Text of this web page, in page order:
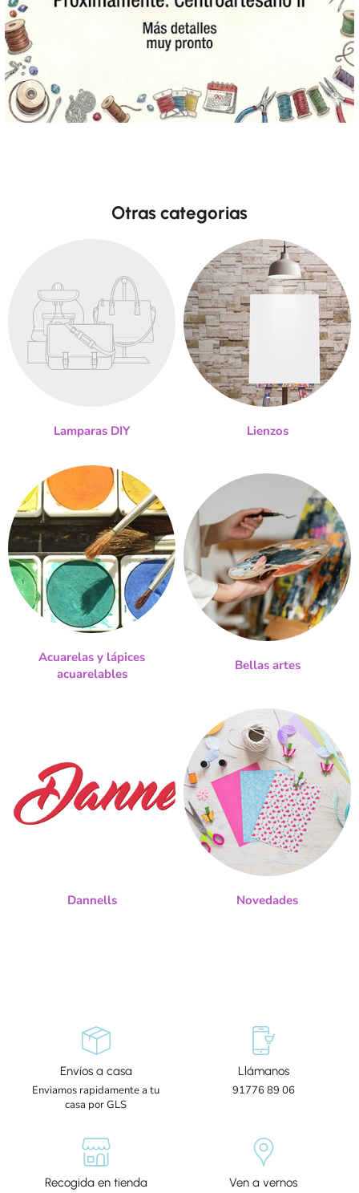
Otras categorias
Lamparas DIY Lienzos
Acuarelas y lápices
acuarelables
Bellas artes
Dannells Novedades
Envíos a casa
Enviamos rapidamente a tu
casa por GLS
Llámanos
91776 89 06
Recogida en tienda
Ven a vernos